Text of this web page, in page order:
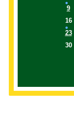
9
16
23
30